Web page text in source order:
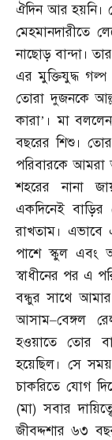
ঐদিন আর হয়নি।
মেহমানদারীতে
নাছোড় বান্দা।
এর মুক্তিযুদ্ধ
তোরা দুজনকে
কারা’। মা বললেন
বছরের শিশু।
পরিবারকে আমরা
শহরের নানা
একদিনেই
রাখতাম। এভাবে
পাশে স্কুল এবং
স্বাধীনের পর এ
বন্ধুর সাথে
আসাম–বেঙ্গল
হওয়াতে তোর
হয়েছিল। সে
চাকরিতে যোগ
(মা)সবার
জীবদ্দশার ৬৩